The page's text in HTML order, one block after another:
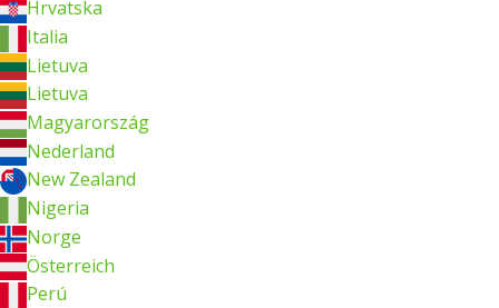
Hrvatska
Italia
Lietuva
Lietuva
Magyarország
Nederland
New Zealand
Nigeria
Norge
Österreich
Perú